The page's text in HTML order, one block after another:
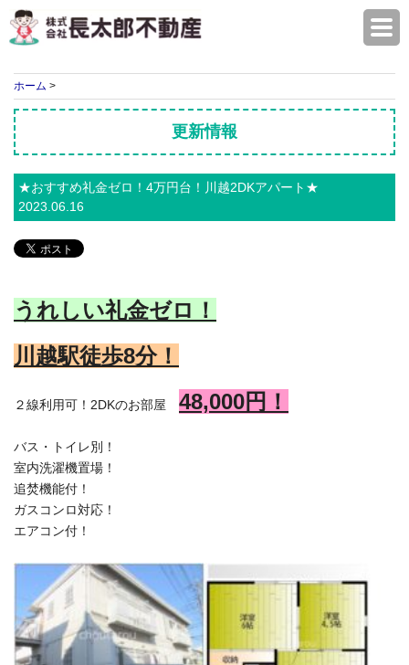
ホーム >
更新情報
★おすすめ礼金ゼロ！4万円台！川越2DKアパート★
2023.06.16
うれしい礼金ゼロ！
川越駅徒歩8分！
２線利用可！2DKのお部屋 48,000円！
バス・トイレ別！
室内洗濯機置場！
追焚機能付！
ガスコンロ対応！
エアコン付！